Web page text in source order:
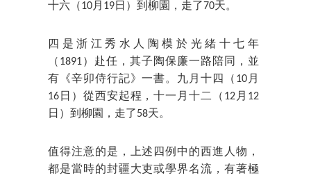
十六（10月19日）到柳園，走了70天。
四是浙江秀水人陶模於光緒十七年
（1891）赴任，其子陶保廉一路陪同，並
有《辛卯侍行記》一書。九月十四（10月
16日）從西安起程，十一月十二（12月12
日）到柳園，走了58天。
值得注意的是，上述四例中的西進人物，
都是當時的封疆大吏或學界名流，有著極